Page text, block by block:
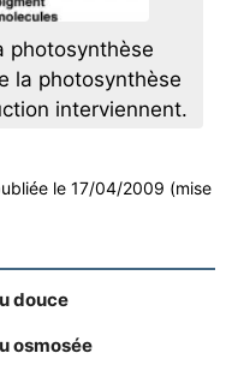
photosynthèse
la photosynthèse
interviennent.
le 17/04/2009 (mise
douce
osmosée